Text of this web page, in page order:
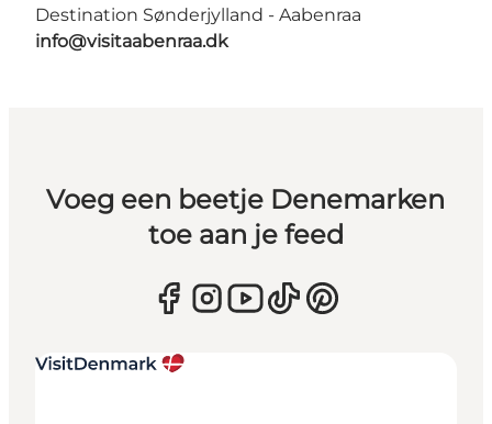
Destination Sønderjylland - Aabenraa
info@visitaabenraa.dk
Voeg een beetje Denemarken
toe aan je feed